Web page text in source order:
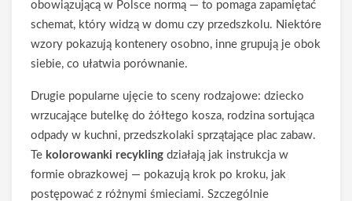
obowiązującą w Polsce normą — to pomaga zapamiętać
schemat, który widzą w domu czy przedszkolu. Niektóre
wzory pokazują kontenery osobno, inne grupują je obok
siebie, co ułatwia porównanie.
Drugie popularne ujęcie to sceny rodzajowe: dziecko
wrzucające butelkę do żółtego kosza, rodzina sortująca
odpady w kuchni, przedszkolaki sprzątające plac zabaw.
Te kolorowanki recykling działają jak instrukcja w
formie obrazkowej — pokazują krok po kroku, jak
postępować z różnymi śmieciami. Szczególnie